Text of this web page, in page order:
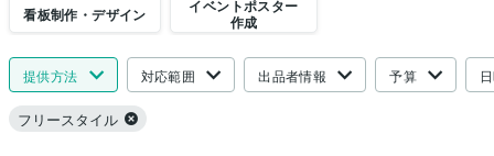
看板制作・デザイン
イベントポスター
作成
提供方法 対応範囲 出品者情報 予算
フリースタイル